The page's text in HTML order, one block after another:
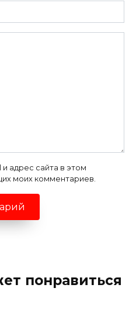
адрес сайта в этом
моих комментариев.
понравиться